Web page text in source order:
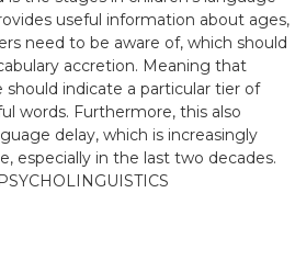
useful information about ages,
need to be aware of, which should
accretion. Meaning that
should indicate a particular tier of
words. Furthermore, this also
delay, which is increasingly
especially in the last two decades.